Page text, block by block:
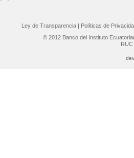
Ley de Transparencia | Políticas de
© 2012 Banco del Instituto